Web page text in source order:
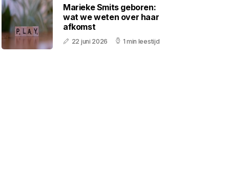
Marieke Smits geboren:
wat we weten over haar
afkomst
22 juni 2026 1 min leestijd